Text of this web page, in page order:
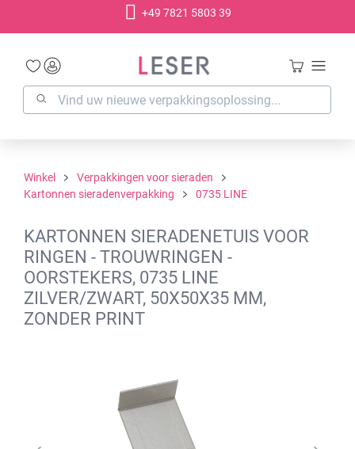
+49 7821 5803 39
Winkel
Verpakkingen voor sieraden
Kartonnen sieradenverpakking
0735 LINE
KARTONNEN SIERADENETUIS VOOR
RINGEN - TROUWRINGEN -
OORSTEKERS, 0735 LINE
ZILVER/ZWART, 50X50X35 MM,
ZONDER PRINT